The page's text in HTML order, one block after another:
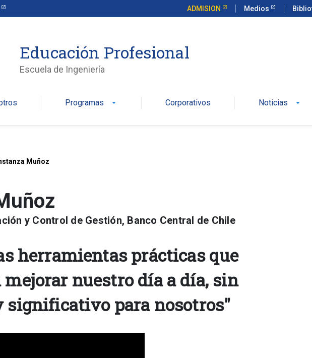
ADMISION Medios
Educación Profesional
Escuela de Ingeniería
Programas arrow_drop_down Corporativos Noticias arrow_drop_down
Muñoz
y Control de Gestión, Banco Central de Chile
herramientas prácticas que
nuestro día a día, sin
significativo para nosotros"